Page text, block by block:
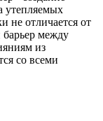
утепляемых
не отличается от
между
из
со всеми